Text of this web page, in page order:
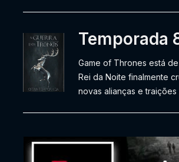
Temporada
Game of Thrones está
Rei da Noite finalmente
novas alianças e